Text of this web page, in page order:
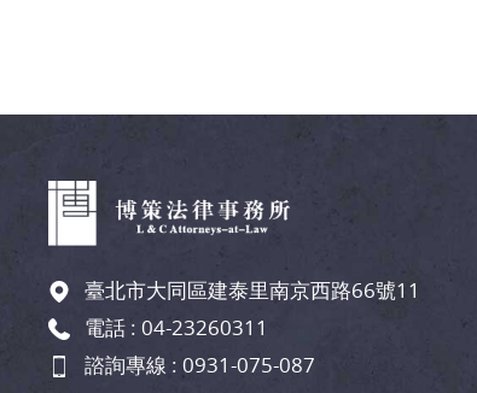
臺北市大同區建泰里南京西路66號11
電話 : 04-23260311
諮詢專線 : 0931-075-087